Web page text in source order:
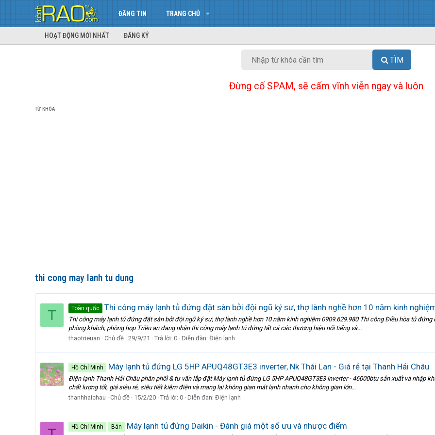
ĐĂNG TIN TRANG CHỦ
HOẠT ĐỘNG MỚI NHẤT ĐĂNG KÝ
TÌM
Đừng cố SPAM, sẽ cấm vĩnh viễn ngay và luôn
TỪ KHÓA
thi cong may lanh tu dung
T Toàn quốc Thi công máy lạnh tủ đứng đặt sàn bởi đội ngũ ký sư, thợ lành nghề hơn 10 năm kinh
Thi công máy lạnh tủ đứng đặt sàn bởi đội ngũ ký sư, thợ lành nghề hơn 10 năm kinh nghiệm 0909.629.980 Thi công Điều hòa tủ
phòng khách, phòng họp Triều an đang nhận thi công máy lạnh tủ đứng tất cả các thương hiệu nổi tiếng và...
thaotrieuan
Chủ đề 29/9/21 Trả lời: 0 Diễn đàn: Điện lạnh
Hồ Chí Minh Máy lạnh tủ đứng LG 5HP APUQ48GT3E3 inverter, Nk Thái Lan - Giá rẻ tại Thanh Hải Châu
Điện lạnh Thanh Hải Châu phân phối & tư vấn lắp đặt Máy lạnh tủ đứng LG 5HP APUQ48GT3E3 inverter - 46000btu sản xuất và nhập
chất lượng tốt, giá siêu rẻ, siêu tiết kiệm điện và mang lại không gian mát lạnh nhanh cho không gian lớn...
thanhhaichau
Chủ đề 15/2/20 Trả lời: 0 Diễn đàn: Điện lạnh
Hồ Chí Minh Bán Máy lạnh tủ đứng Daikin - Đánh giá một số ưu và nhược điểm